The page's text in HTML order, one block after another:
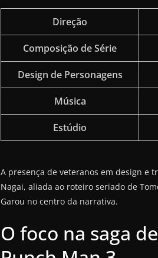
Direção
Composição de Série
Design de Personagens
Música
Estúdio
A presença de veteranos em design e
Nagai, aliada ao roteiro seriado de
Garou no centro da narrativa.
O foco na saga